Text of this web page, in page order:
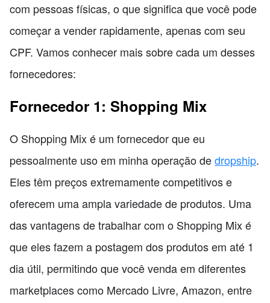
com pessoas físicas, o que significa que você pode
começar a vender rapidamente, apenas com seu
CPF. Vamos conhecer mais sobre cada um desses
fornecedores:
Fornecedor 1: Shopping Mix
O Shopping Mix é um fornecedor que eu
pessoalmente uso em minha operação dedropship.
Eles têm preços extremamente competitivos e
oferecem uma ampla variedade de produtos. Uma
das vantagens de trabalhar com o Shopping Mix é
que eles fazem a postagem dos produtos em até 1
dia útil, permitindo que você venda em diferentes
marketplaces como Mercado Livre, Amazon, entre